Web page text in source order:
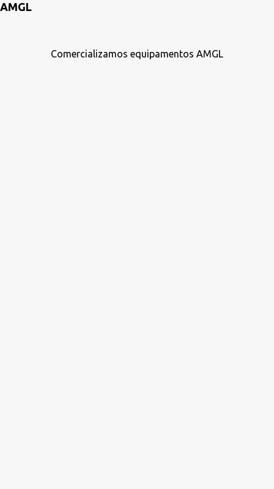
AMGL
Comercializamos equipamentos AMGL